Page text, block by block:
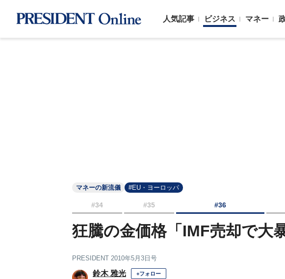
人気記事 ビジネス マネー
マネーの新流儀 #EU・ヨーロッパ
#34 #35 #36
狂騰の金価格「IMF売却で大
PRESIDENT 2010年5月3日号
鈴木 雅光 +フォロー